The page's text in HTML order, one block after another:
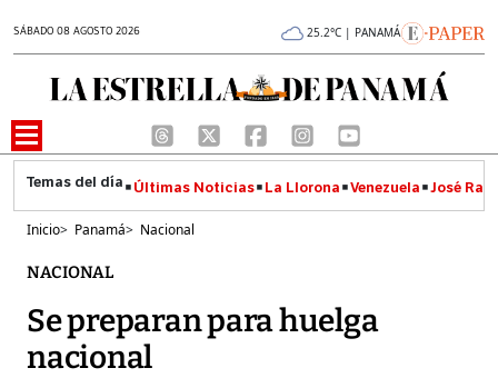
SÁBADO 08 AGOSTO 2026 25.2°C | PANAMÁ
Últimas Noticias La Llorona Venezuela José
Inicio> Panamá> Nacional
NACIONAL
Se preparan para huelga
nacional